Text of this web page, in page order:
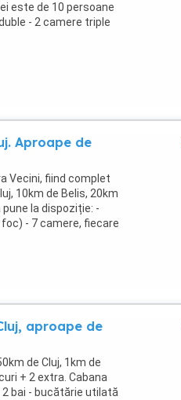
este de 10 persoane
- 2 camere triple
Aproape de
Vecini, fiind complet
10km de Belis, 20km
la dispoziție: -
- 7 camere, fiecare
aproape de
de Cluj, 1km de
+ 2 extra. Cabana
bai - bucătărie utilată